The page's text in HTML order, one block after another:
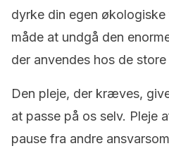
dyrke din egen
måde at undgå den
der anvendes hos de
Den pleje, der kræves,
at passe på os selv. Pleje
pause fra andre